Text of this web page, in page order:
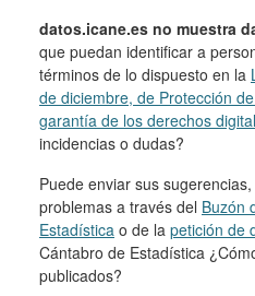
datos.icane.es no muestra
que puedan identificar a
términos de lo dispuesto en la
de diciembre, de Protección
garantía de los derechos
incidencias o dudas?
Puede enviar sus
problemas a través del Buzón
Estadística o de la petición de
Cántabro de Estadística
publicados?